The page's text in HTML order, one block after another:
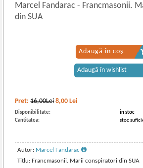
Marcel Fandarac- Francmasonii.
din SUA
Pret:16,00Lei 8,00 Lei
Disponibilitate:
in stoc
Cantitatea:
stoc
Autor: Marcel Fandarac
Titlu: Francmasonii. Marii conspiratori din SUA
Adaugă în coș
Adaugă în wishlist